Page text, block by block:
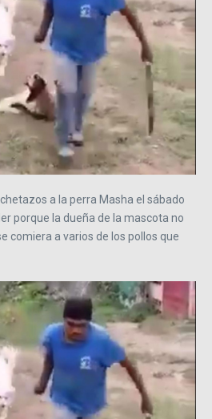
a la perra Masha el sábado
porque la dueña de la mascota no
comiera a varios de los pollos que